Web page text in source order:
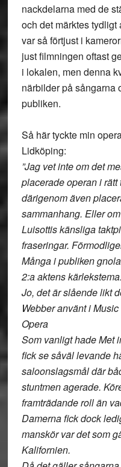
nackdelarna med de
och det märktes
var så förtjust i
just filmningen oftast
i lokalen, men denna
närbilder på sångarna
publiken.
Så här tyckte min
Lidköping:
”Jag vet inte om det
placerade operan i
därigenom även
sammanhang. Eller
Luisottis känsliga
fraseringar.
Många i publiken
2:a aktens
Jo, det är slående likt
Webber använt i
Opera
Som vanligt hade Met
fick se såväl levande
saloonslagsmål där
stuntmen agerade.
framträdande roll än
Damerna fick dock
manskör var det som
Kalifornien.